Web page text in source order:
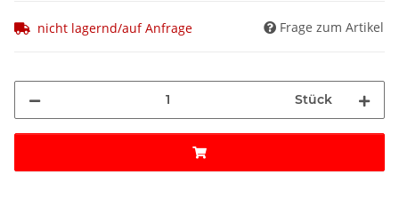
nicht lagernd/auf Anfrage Frage zum Artikel
Stück